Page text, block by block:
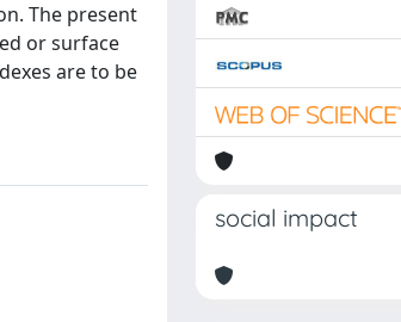
The present
or surface
are to be
social impact